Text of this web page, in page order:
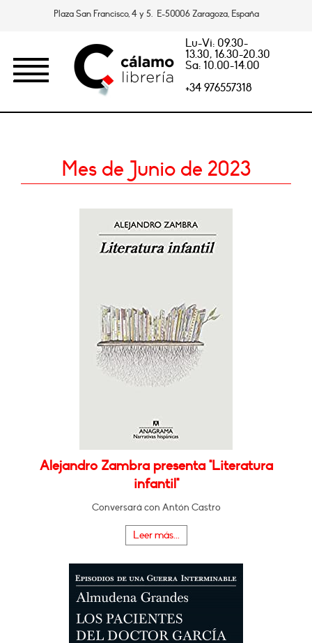
Plaza San Francisco, 4 y 5. E-50006 Zaragoza, España
Lu-Vi: 09.30-
13.30, 16.30-20.30
Sa: 10.00-14.00
+34 976557318
Mes de Junio de 2023
Alejandro Zambra presenta "Literatura
infantil"
Conversará con Antón Castro
Leer más...